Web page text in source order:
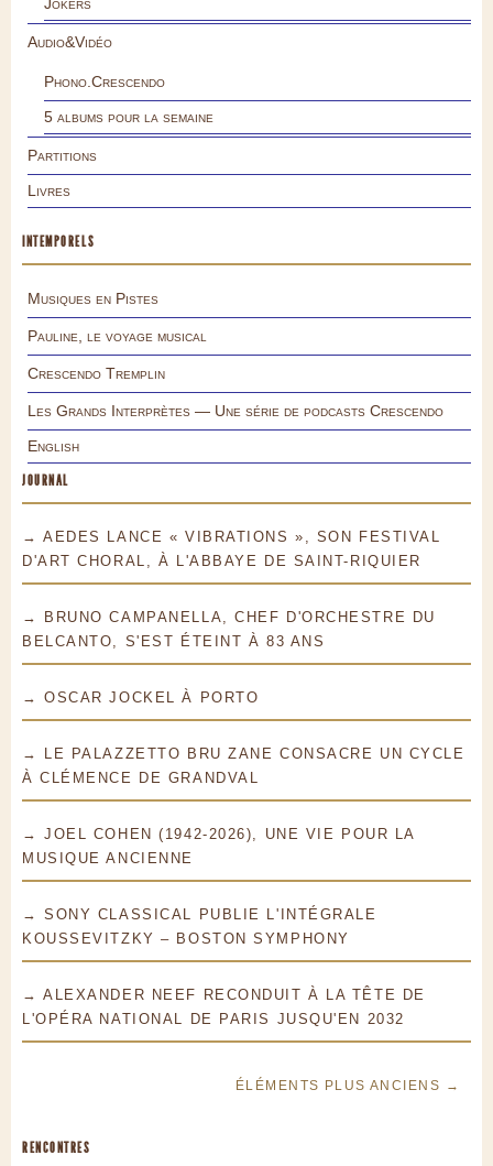
Audio&Vidéo
Phono.Crescendo
5 albums pour la semaine
Partitions
Livres
INTEMPORELS
Musiques en Pistes
Pauline, le voyage musical
Crescendo Tremplin
Les Grands Interprètes — Une série de podcasts Crescendo
English
JOURNAL
→ AEDES LANCE « VIBRATIONS », SON FESTIVAL
D'ART CHORAL, À L'ABBAYE DE SAINT-RIQUIER
→ BRUNO CAMPANELLA, CHEF D'ORCHESTRE DU
BELCANTO, S'EST ÉTEINT À 83 ANS
→ OSCAR JOCKEL À PORTO
→ LE PALAZZETTO BRU ZANE CONSACRE UN CYCLE
À CLÉMENCE DE GRANDVAL
→ JOEL COHEN (1942-2026), UNE VIE POUR LA
MUSIQUE ANCIENNE
→ SONY CLASSICAL PUBLIE L'INTÉGRALE
KOUSSEVITZKY – BOSTON SYMPHONY
→ ALEXANDER NEEF RECONDUIT À LA TÊTE DE
L'OPÉRA NATIONAL DE PARIS JUSQU'EN 2032
ÉLÉMENTS PLUS ANCIENS →
RENCONTRES